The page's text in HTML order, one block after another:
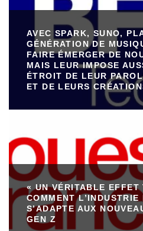
AVEC SPARK, SUNO,
GÉNÉRATION DE
FAIRE ÉMERGER DE
MAIS LEUR IMPOSE
ÉTROIT DE LEUR
ET DE LEURS
« UN VÉRITABLE
COMMENT L’INDUSTRIE
S’ADAPTE AUX
GEN Z